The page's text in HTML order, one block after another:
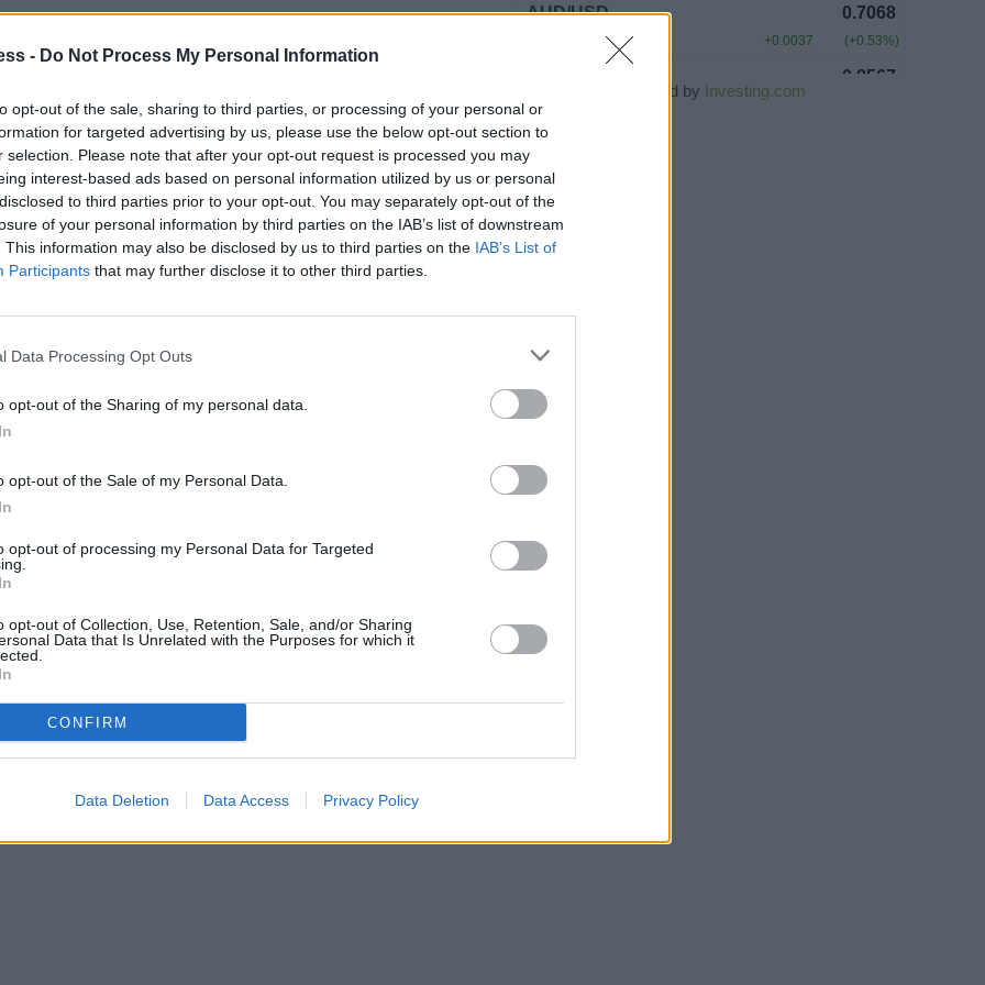
- Do Not Process My Personal Information
opt-out of the sale, sharing to third parties, or processing of your personal or
for targeted advertising by us, please use the below opt-out section to
selection. Please note that after your opt-out request is processed you may
interest-based ads based on personal information utilized by us or personal
to third parties prior to your opt-out. You may separately opt-out of the
of your personal information by third parties on the IAB’s list of downstream
This information may also be disclosed by us to third parties on the IAB’s List of
Participants that may further disclose it to other third parties.
Data Processing Opt Outs
opt-out of the Sharing of my personal data.
opt-out of the Sale of my Personal Data.
opt-out of processing my Personal Data for Targeted
opt-out of Collection, Use, Retention, Sale, and/or Sharing
Data that Is Unrelated with the Purposes for which it
CONFIRM
Data Deletion Data Access Privacy Policy
επενδυτικά δάνεια χαμηλού κόστους, με άτοκη
της ΕΑΤ και διετή μερική επιδότηση (έως
δανείων θα κυμαίνεται από 25.000€ έως 1.000.000€,
περιόδου χάριτος.
Financing Loans)".
λειτουργίας του συναλλακτικού κύκλου των
δανείων κεφαλαίου κίνησης.
κεφαλαίου κίνησης προς ΜμΕ ύψους από
40% του δανείου λόγω συμμετοχής της ΕΑΤ και
υπόλοιπο 60%. Η επιδότηση επιτοκίου αφορά
επιχειρηματικό δάνειο μέσω των
από 2 έως 5 έτη συμπεριλαμβανομένης
κ. Αντώνης Βαρθολομαίος δήλωσε σχετικά:
τα προϊόντα και τις υπηρεσίες μας προς τους
ακόμη περισσότερο τη συνεργασία μας με
τρία σύγχρονα και ανταγωνιστικά χρηματοδοτικά
της αφοσίωσής μας στην παροχή κινήτρων για την
μικρομεσαίων επιχειρήσεων και την επίτευξη των
Powered by Investing.com